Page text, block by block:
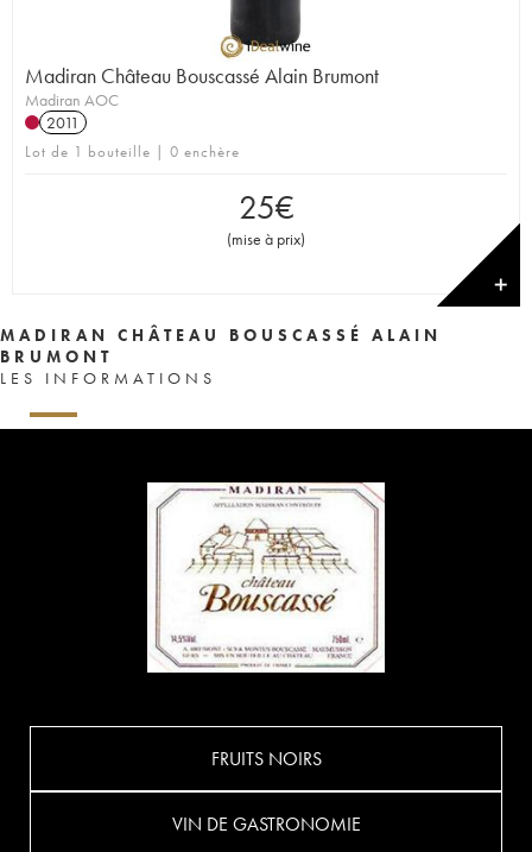
Madiran Château Bouscassé Alain Brumont
Madiran AOC
2011
Lot de 1 bouteille | 0 enchère
25€
(mise à prix)
✕
MADIRAN CHÂTEAU BOUSCASSÉ ALAIN
BRUMONT
LES INFORMATIONS
FRUITS NOIRS
VIN DE GASTRONOMIE